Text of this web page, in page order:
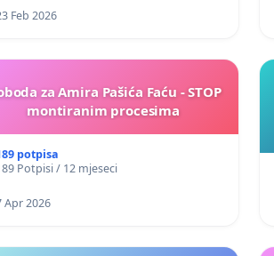
Feb 2026
za Amira Pašića Faću - STOP
montiranim procesima
potpisa
Potpisi / 12 mjeseci
Apr 2026